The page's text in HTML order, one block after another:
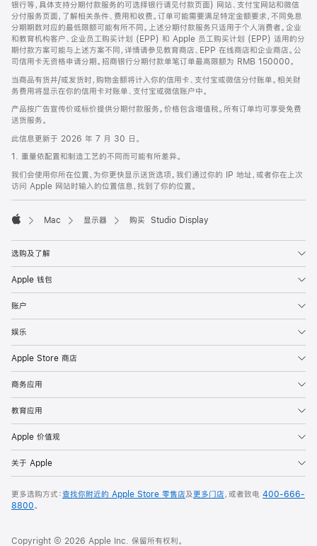
银行等，具体支持分期付款服务的可选择银行请见付款页面) 网站、支付宝网站和微信
分付服务页面，了解相关条件、费用和收费。订单可能需要满足特定金额要求，不同免息
分期期数对应的最低限额可能有所不同。上述分期付款服务只适用于个人消费者。企业
和教育机构客户、企业员工购买计划 (EPP) 和 Apple 员工购买计划 (EPP) 适用的分
期付款方案可能与上述方案不同，详情请参见教育商店、EPP 在线商店和企业商店。公
司信用卡无资格申请分期。招商银行分期付款单笔订单最高限额为 RMB 150000。
当商品有货并/或发货时，购物金额将计入你的信用卡、支付宝或微信分付账单。相关财
务费用将显示在你的信用卡对账单、支付宝或微信账户中。
产品按广告宣传价或标价提供分期付款服务。价格包含增值税。所有订单均可享受免费
送货服务。
此信息更新于 2026 年 7 月 30 日。
1. 重量依配置和制造工艺的不同而可能有所差异。
我们会使用你所在位置，为你更快显示送货选项。我们通过你的 IP 地址，或者你在上次
访问 Apple 网站时输入的位置信息，找到了你的位置。
Mac 显示器 购买 Studio Display
选购及了解
Apple 钱包
账户
娱乐
Apple Store 商店
商务应用
教育应用
Apple 价值观
关于 Apple
更多选购方式：查找你附近的 Apple Store 零售店及更多门店，或者致电 400-666-
8800。
Copyright © 2026 Apple Inc. 保留所有权利。